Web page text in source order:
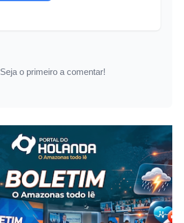
Seja o primeiro a comentar!